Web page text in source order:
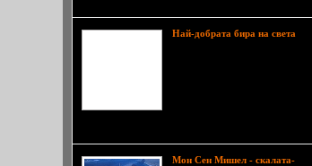
Най-добрата бира на светаТя е
Мон Сен Мишел - скалата-